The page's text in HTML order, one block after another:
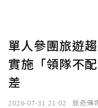
單人參團旅遊
實施「領隊不
差
2026-07-31 21:02 旅奇傳